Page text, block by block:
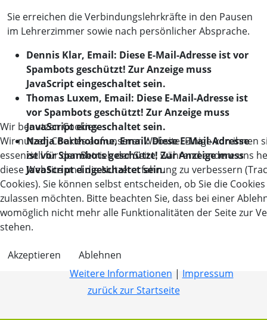
Sie erreichen die Verbindungslehrkräfte in den Pausen
im Lehrerzimmer sowie nach persönlicher Absprache.
Dennis Klar, Email: Diese E-Mail-Adresse ist vor
Spambots geschützt! Zur Anzeige muss
JavaScript eingeschaltet sein.
Thomas Luxem, Email: Diese E-Mail-Adresse ist
vor Spambots geschützt! Zur Anzeige muss
JavaScript eingeschaltet sein.
Nadja Bartholome, Email:Diese E-Mail-Adresse
ist vor Spambots geschützt! Zur Anzeige muss
JavaScript eingeschaltet sein.
zurück zur Startseite
Wir benutzen Cookies
Wir nutzen Cookies auf unserer Website. Einige von ihnen
essenziell für den Betrieb der Seite, während andere uns
diese Website und die Nutzererfahrung zu verbessern
Cookies). Sie können selbst entscheiden, ob Sie die Cookies
zulassen möchten. Bitte beachten Sie, dass bei einer
womöglich nicht mehr alle Funktionalitäten der Seite zur
stehen.
Akzeptieren
Ablehnen
Weitere Informationen | Impressum